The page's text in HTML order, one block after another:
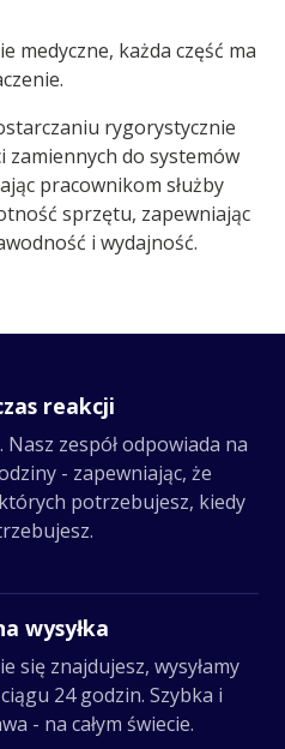
medyczne, każda część ma
rygorystycznie
zamiennych do systemów
pracownikom służby
sprzętu, zapewniając
i wydajność.
reakcji
zespół odpowiada na
- zapewniając, że
potrzebujesz, kiedy
wysyłka
się znajdujesz, wysyłamy
24 godzin. Szybka i
- na całym świecie.